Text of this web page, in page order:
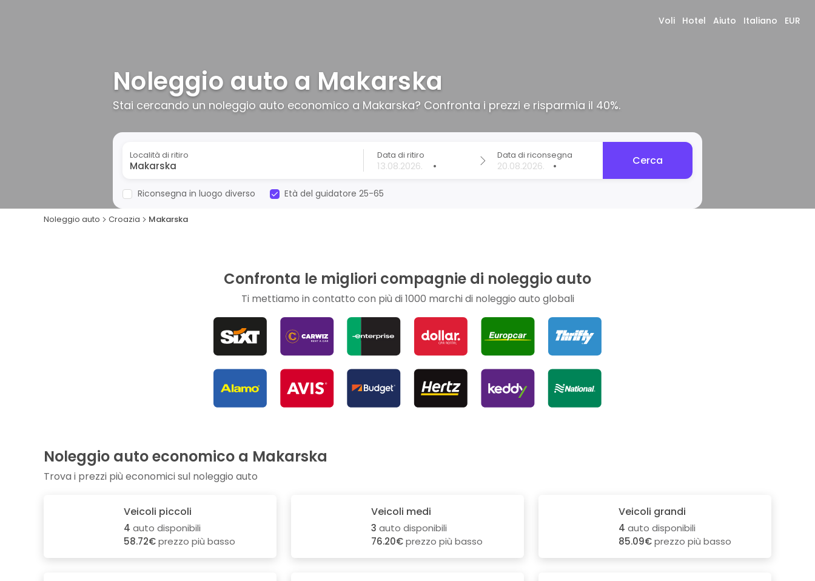
Voli Hotel Aiuto Italiano EUR
Noleggio auto a Makarska
Stai cercando un noleggio auto economico a Makarska? Confronta i prezzi e risparmia il 40%.
Località di ritiro Data di ritiro
•
Data di riconsegna
• Cerca
Riconsegna in luogo diverso Età del guidatore 25-65
Noleggio auto Croazia Makarska
Confronta le migliori compagnie di noleggio auto
Ti mettiamo in contatto con più di 1000 marchi di noleggio auto globali
Noleggio auto economico a Makarska
Trova i prezzi più economici sul noleggio auto
Veicoli piccoli
4 auto disponibili
58.72€prezzo più basso
Veicoli medi
3 auto disponibili
76.20€prezzo più basso
Veicoli grandi
4 auto disponibili
85.09€prezzo più basso